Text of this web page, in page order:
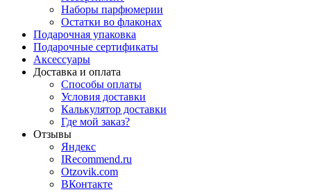
Наборы парфюмерии
Остатки во флаконах
Подарочная упаковка
Подарочные сертификаты
Аксессуары
Доставка и оплата
Способы оплаты
Условия доставки
Калькулятор доставки
Где мой заказ?
Отзывы
Яндекс
IRecommend.ru
Otzovik.com
ВКонтакте